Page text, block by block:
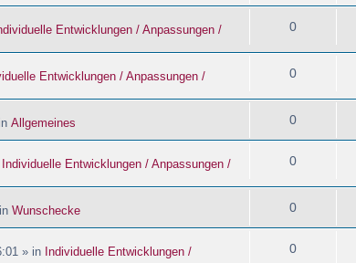
Entwicklungen / Anpassungen /
0
Entwicklungen / Anpassungen /
0
Allgemeines 0
Individuelle Entwicklungen / Anpassungen /
0
Wunschecke 0
» in Individuelle Entwicklungen /
0